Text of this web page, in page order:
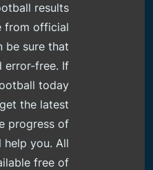
results
from official
be sure that
error-free. If
today
the latest
progress of
help you. All
free of